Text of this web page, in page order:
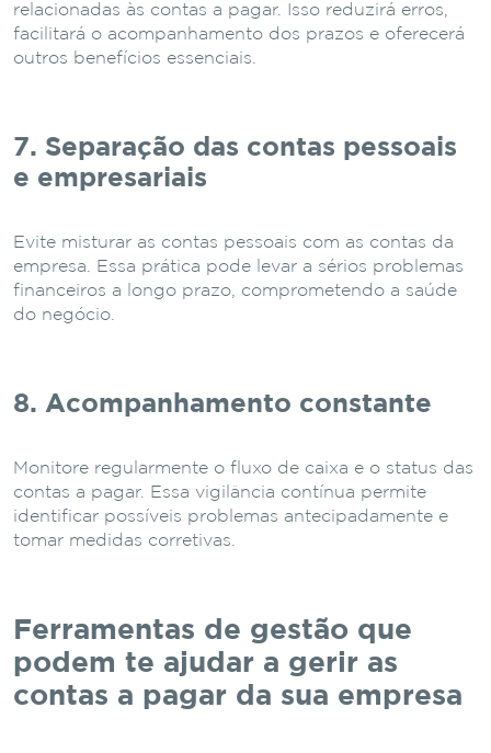
relacionadas às contas a pagar. Isso reduzirá erros,
facilitará o acompanhamento dos prazos e oferecerá
outros benefícios essenciais.
7. Separação das contas pessoais
e empresariais
Evite misturar as contas pessoais com as contas da
empresa. Essa prática pode levar a sérios problemas
financeiros a longo prazo, comprometendo a saúde
do negócio.
8. Acompanhamento constante
Monitore regularmente o fluxo de caixa e o status das
contas a pagar. Essa vigilância contínua permite
identificar possíveis problemas antecipadamente e
tomar medidas corretivas.
Ferramentas de gestão que
podem te ajudar a gerir as
contas a pagar da sua empresa